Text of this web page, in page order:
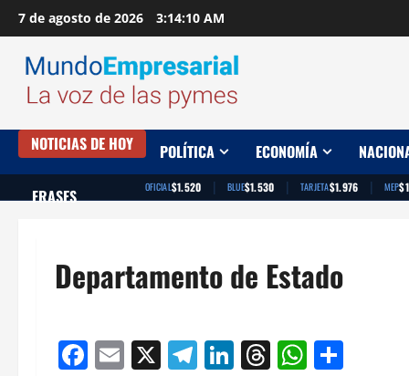
Saltar
al
contenido
7 de agosto de 2026 3:14:11 AM
NOTICIAS DE HOY POLÍTICA ECONOMÍA
FRASES OFICIAL$1.520 | BLUE$1.530 | TARJETA$1.976 | MEP
Departamento de Estado
Facebook
Email
X Telegram
LinkedIn
Threads